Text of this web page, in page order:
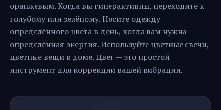
оранжевым. Когда вы гиперактивны, переходите к
голубому или зелёному. Носите одежду
определённого цвета в день, когда вам нужна
определённая энергия. Используйте цветные свечи,
цветные вещи в доме. Цвет — это простой
инструмент для коррекции вашей вибрации.